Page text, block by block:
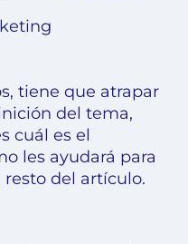
tiene que atrapar
del tema,
cuál es el
les ayudará para
del artículo.